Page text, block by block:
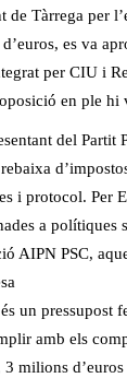
de Tàrrega per
es va
per CIU i
en ple hi
del Partit
i protocol. Per
a polítiques
AIPN PSC,
un pressupost
amb els
milions d’euros